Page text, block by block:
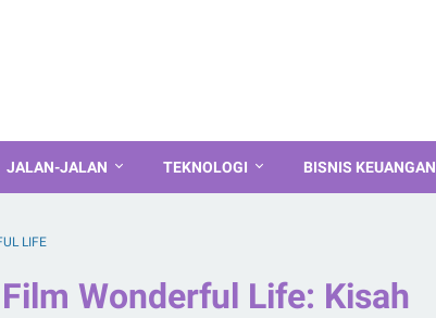
JALAN-JALAN TEKNOLOGI BISNIS KEUANGAN
LIFE
Wonderful Life: Kisah